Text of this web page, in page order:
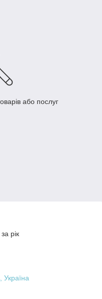
або послуг
рік
Україна